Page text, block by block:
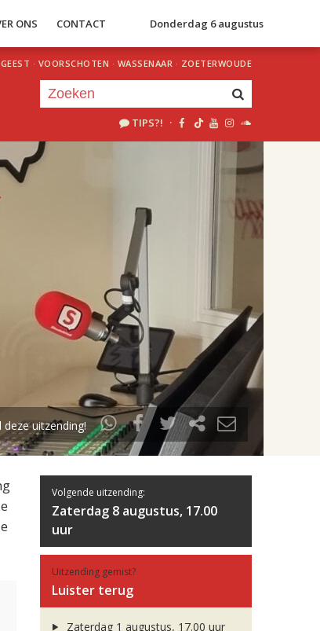
ONS CONTACT Donderdag 6 augustus
· VOORSCHOTEN · WASSENAAR · ZOETERWOUDE
TIPS?! ·
uur 1 van 2
Volgend uur
deze uitzending!
Volgende uitzending:
Zaterdag 8 augustus, 17.00
uur
Uitzending gemist?
Luister terug
Zaterdag 1 augustus, 17.00 uur